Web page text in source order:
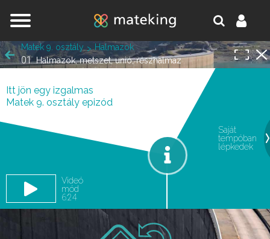
Matek 9. osztály
Halmazok
Halmazok, metszet, unió, részhalmaz
01
Itt jön egy izgalmas
Matek 9. osztály epizód
Videó
mód
6:24
Saját
tempóban
lépkedek